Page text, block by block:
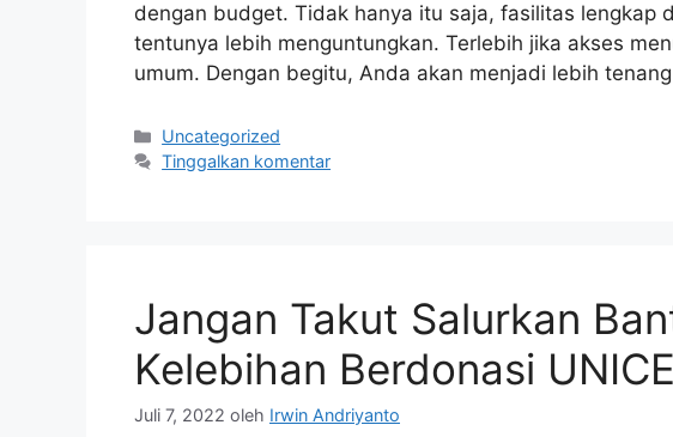
dengan budget. Tidak hanya itu saja, fasilitas lengkap
tentunya lebih menguntungkan. Terlebih jika akses
umum. Dengan begitu, Anda akan menjadi lebih
Kategori
Uncategorized
Tinggalkan komentar
Jangan Takut Salurkan
Kelebihan Berdonasi
Juli 7, 2022 oleh Irwin Andriyanto